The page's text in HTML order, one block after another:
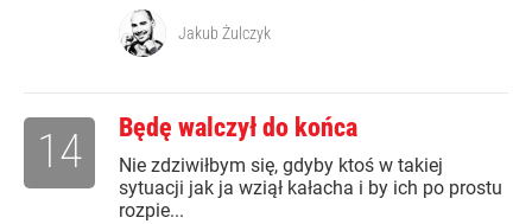
Jakub Żulczyk
Będę walczył do końca
Nie zdziwiłbym się, gdyby ktoś w takiej
sytuacji jak ja wziął kałacha i by ich po prostu
rozpie...
14